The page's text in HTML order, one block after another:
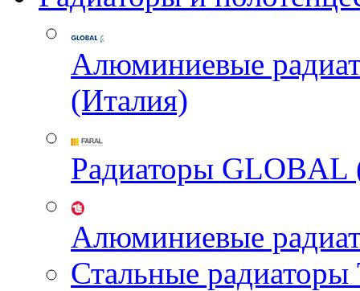
Алюминиевые
(Италия)
Радиаторы GLOBAL
Алюминиевые
Стальные